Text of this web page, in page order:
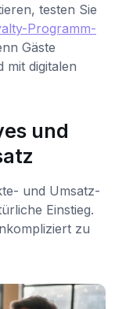
testen Sie
Programm-
Gäste
mit digitalen
und
und Umsatz-
Einstieg.
zu